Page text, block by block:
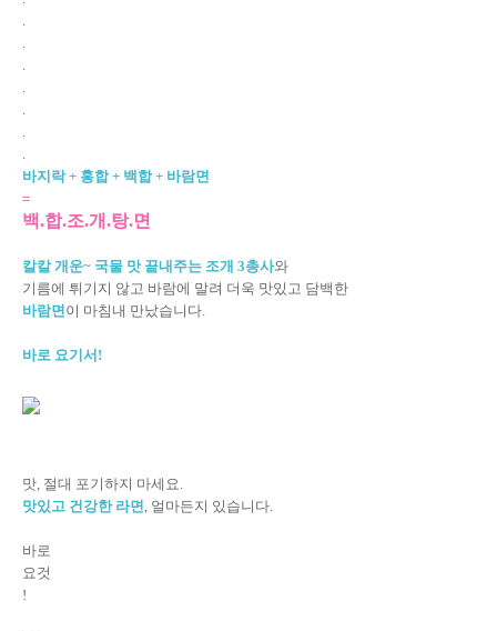
바지락 + 홍합 + 백합 + 바람면
=
백.합.조.개.탕.면
칼칼 개운~ 국물 맛 끝내주는 조개 3총사와
기름에 튀기지 않고 바람에 말려 더욱 맛있고 담백한
바람면 이 마침내 만났습니다.
바로 요기서!
맛, 절대 포기하지 마세요.
맛있고 건강한 라면
, 얼마든지 있습니다.
바로
요것
!